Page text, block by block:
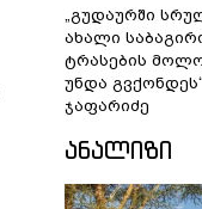
„გუდაურში
ახალი
ტრასების
უნდა
ჯაფარიძე
ᲐᲜᲐᲚᲘᲖᲘ